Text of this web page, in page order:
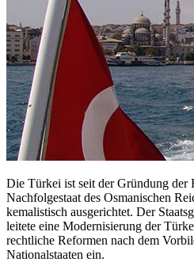
Die Türkei ist seit der Gründung der
Nachfolgestaat des Osmanischen
kemalistisch ausgerichtet. Der
leitete eine Modernisierung der
rechtliche Reformen nach dem
Nationalstaaten ein.